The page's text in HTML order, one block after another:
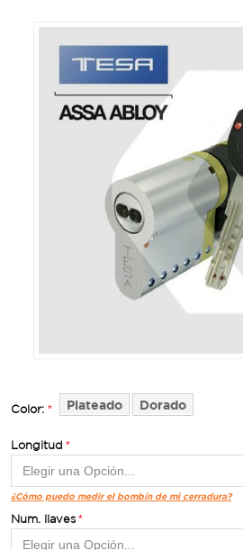
Color: Plateado Dorado
Longitud
¿Cómo puedo medir el bombín de mi cerradura?
Num. llaves